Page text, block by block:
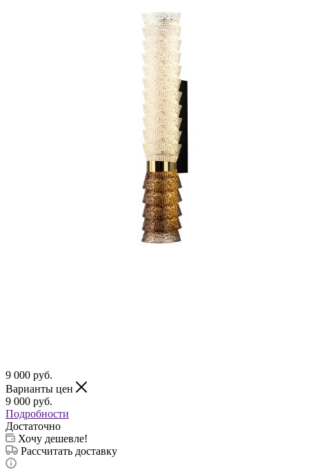
9 000 руб.
Варианты цен
9 000 руб.
Подробности
Достаточно
Хочу дешевле!
Рассчитать доставку